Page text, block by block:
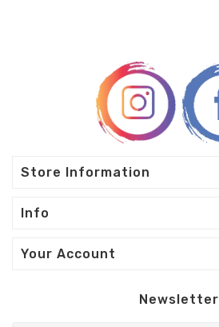
Store Information
Info
Your Account
Newsletter